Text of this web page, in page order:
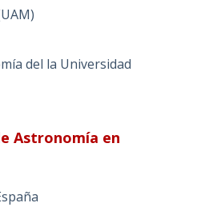
del la Universidad
Astronomía en